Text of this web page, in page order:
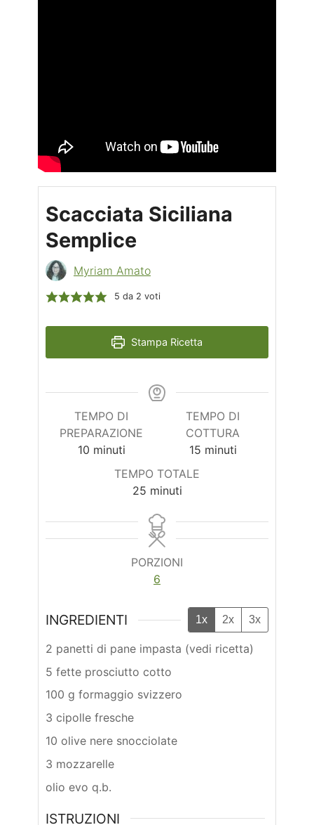
Scacciata Siciliana
Semplice
Myriam Amato
5 da 2 voti
Stampa Ricetta
TEMPO DI
PREPARAZIONE
10minuti
minuti
TEMPO DI
COTTURA
15minuti
minuti
TEMPO TOTALE
25minuti
minuti
PORZIONI
6
INGREDIENTI 1x 2x 3x
2 panetti di pane impasta (vedi ricetta)
5 fette prosciutto cotto
100 g formaggio svizzero
3 cipolle fresche
10 olive nere snocciolate
3 mozzarelle
olio evo q.b.
ISTRUZIONI